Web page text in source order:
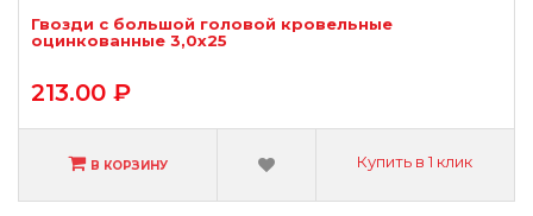
Гвозди с большой головой кровельные
оцинкованные 3,0х25
213.00 ₽
В КОРЗИНУ Купить в 1 клик